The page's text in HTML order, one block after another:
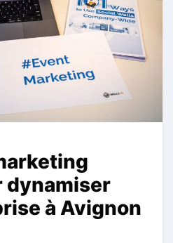
dynamiser
à Avignon